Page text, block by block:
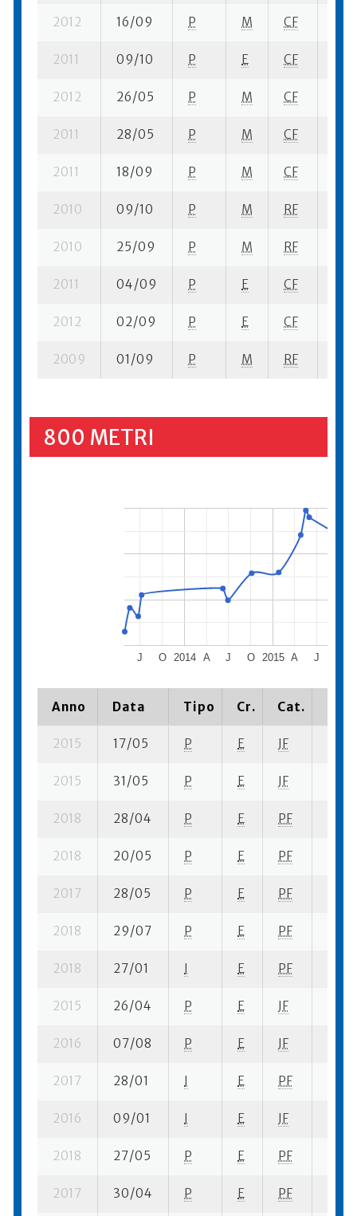
2012 16/09 P M CF
2011 09/10 P E CF
2012 26/05 P M CF
2011 28/05 P M CF
2011 18/09 P M CF
2010 09/10 P M RF
2010 25/09 P M RF
2011 04/09 P E CF
2012 02/09 P E CF
2009 01/09 P M RF
800 METRI
2014 2015
J O A J O A J
Anno Data Tipo Cr. Cat.
2015 17/05 P E JF
2015 31/05 P E JF
2018 28/04 P E PF
2018 20/05 P E PF
2017 28/05 P E PF
2018 29/07 P E PF
2018 27/01 I E PF
2015 26/04 P E JF
2016 07/08 P E JF
2017 28/01 I E PF
2016 09/01 I E JF
2018 27/05 P E PF
2017 30/04 P E PF